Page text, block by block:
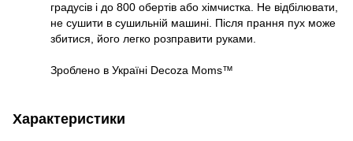
градусів і до 800 обертів або хімчистка. Не відбілювати,
не сушити в сушильній машині. Після прання пух може
збитися, його легко розправити руками.
Зроблено в Україні Decoza Moms™
Характеристики